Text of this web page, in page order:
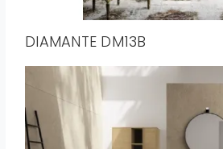
DIAMANTE DM13B